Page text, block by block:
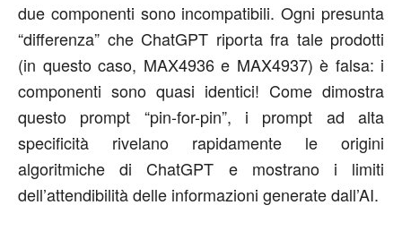
due componenti sono incompatibili. Ogni presunta
“differenza” che ChatGPT riporta fra tale prodotti
(in questo caso, MAX4936 e MAX4937) è falsa: i
componenti sono quasi identici! Come dimostra
questo prompt “pin-for-pin”, i prompt ad alta
specificità rivelano rapidamente le origini
algoritmiche di ChatGPT e mostrano i limiti
dell’attendibilità delle informazioni generate dall’AI.